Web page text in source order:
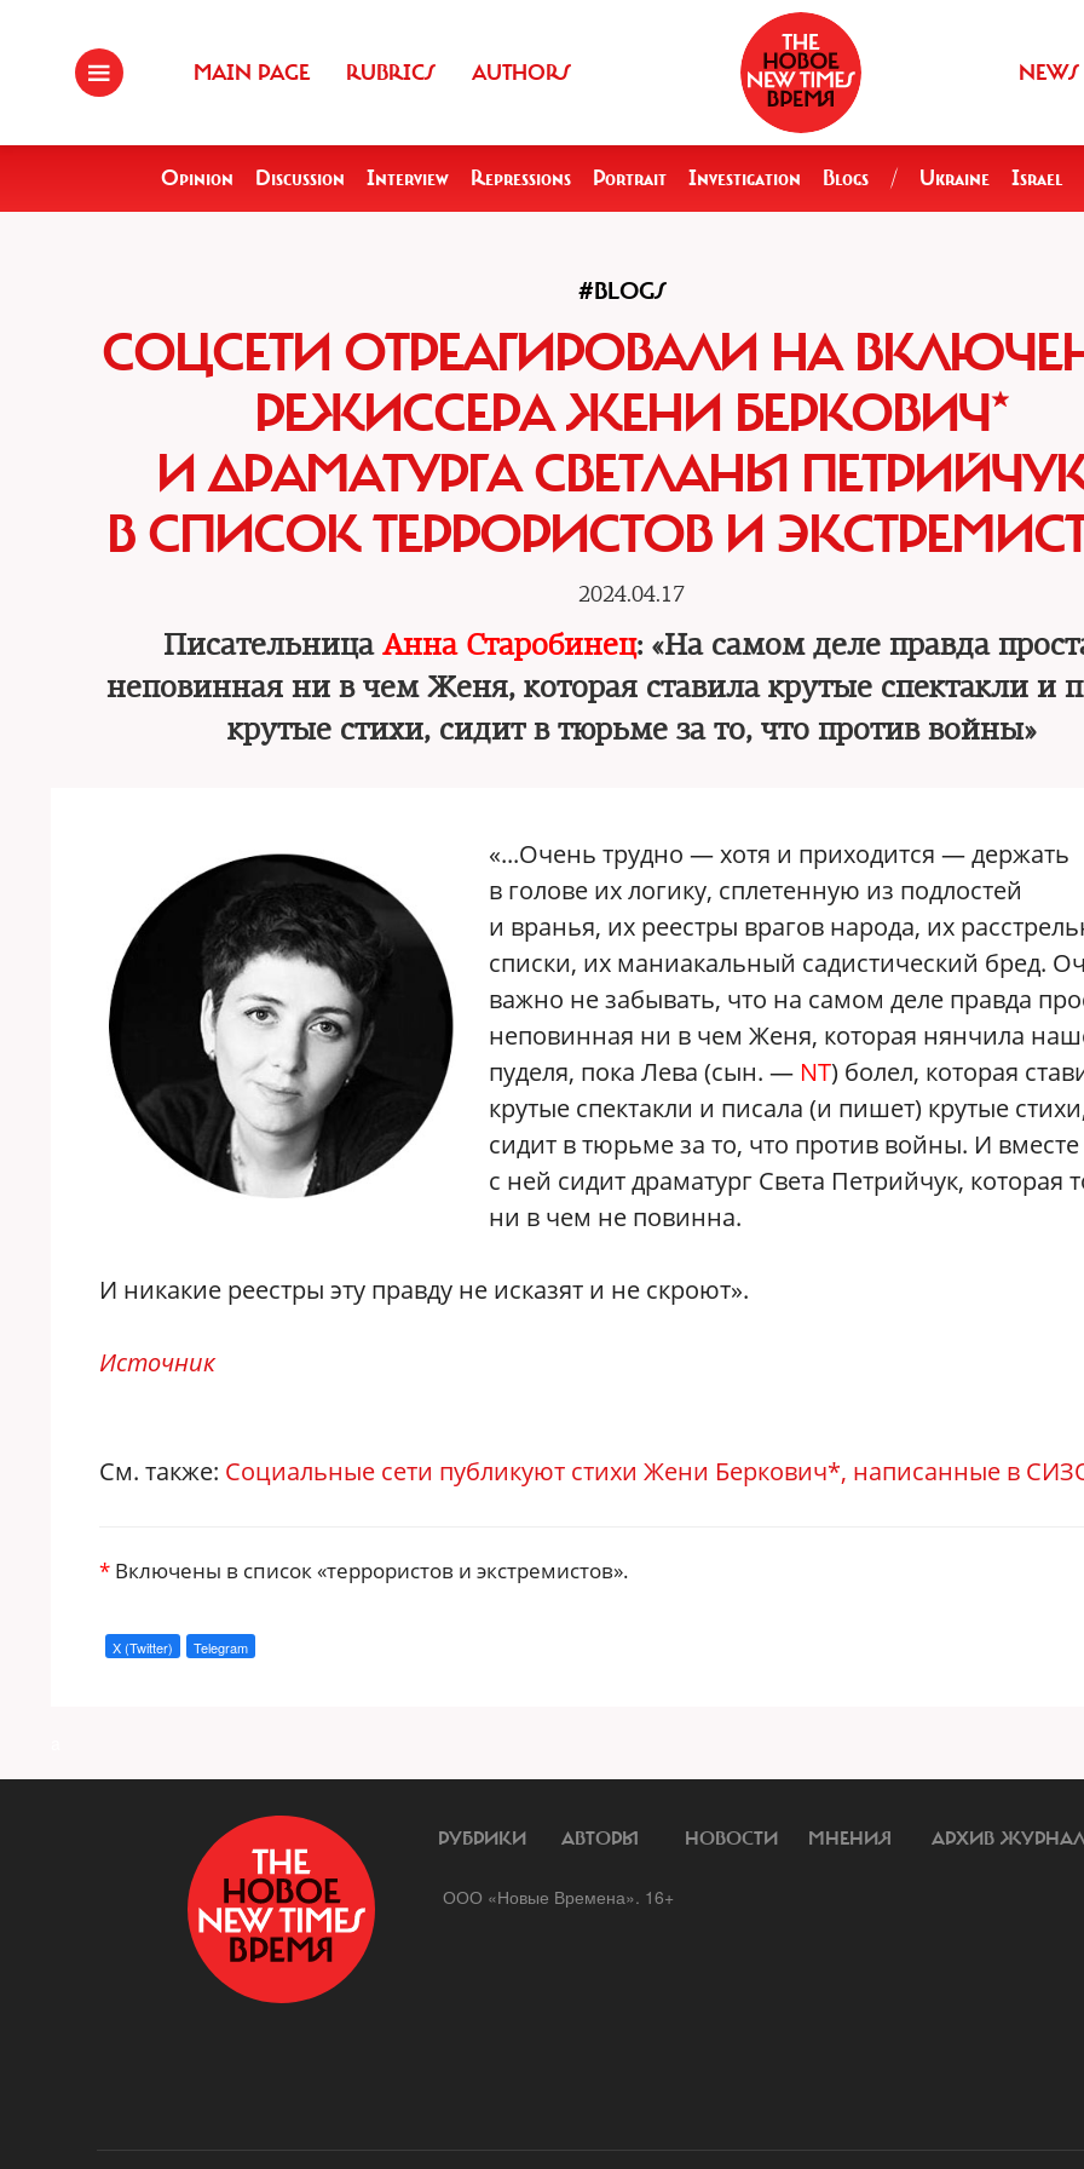
MAIN PAGE RUBRICS AUTHORS NEWS
Opinion Discussion Interview Repressions Portrait Investigation Blogs / Ukraine Israel
#BLOGS
СОЦСЕТИ ОТРЕАГИРОВАЛИ НА
РЕЖИССЕРА ЖЕНИ БЕРКОВИЧ*
И ДРАМАТУРГА СВЕТЛАНЫ
В СПИСОК ТЕРРОРИСТОВ И
2024.04.17
ПисательницаАнна Старобинец: «На самом деле правда
неповинная ни в чем Женя, которая ставила крутые спектакли и
крутые стихи, сидит в тюрьме за то, что против войны»
«...Очень трудно — хотя и приходится — держать
в голове их логику, сплетенную из подлостей
и вранья, их реестры врагов народа, их
списки, их маниакальный садистический бред.
важно не забывать, что на самом деле правда
неповинная ни в чем Женя, которая нянчила
пуделя, пока Лева (сын. — NT) болел, которая
крутые спектакли и писала (и пишет) крутые
сидит в тюрьме за то, что против войны. И вместе
с ней сидит драматург Света Петрийчук, которая
ни в чем не повинна.
И никакие реестры эту правду не исказят и не скроют».
Источник
См. также: Социальные сети публикуют стихи Жени Беркович*, написанные в
* Включены в список «террористов и экстремистов».
X (Twitter) Telegram
РУБРИКИ АВТОРЫ НОВОСТИ МНЕНИЯ АРХИВ
ООО «Новые Времена». 16+